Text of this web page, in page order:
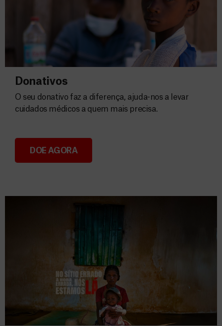
Donativos
Donativos
O seu donativo faz a diferença, ajuda-nos a levar
cuidados médicos a quem mais precisa.
DOE AGORA